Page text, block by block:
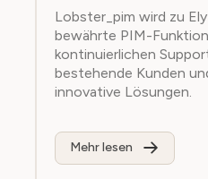
Lobster_pim wird zu
bewährte PIM-
kontinuierlichen
bestehende Kunden
innovative Lösungen.
Mehr lesen